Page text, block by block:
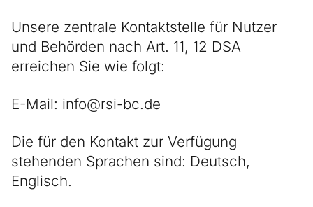
Unsere zentrale Kontaktstelle für Nutzer
und Behörden nach Art. 11, 12 DSA
erreichen Sie wie folgt:
E-Mail: info@rsi-bc.de
Die für den Kontakt zur Verfügung
stehenden Sprachen sind: Deutsch,
Englisch.